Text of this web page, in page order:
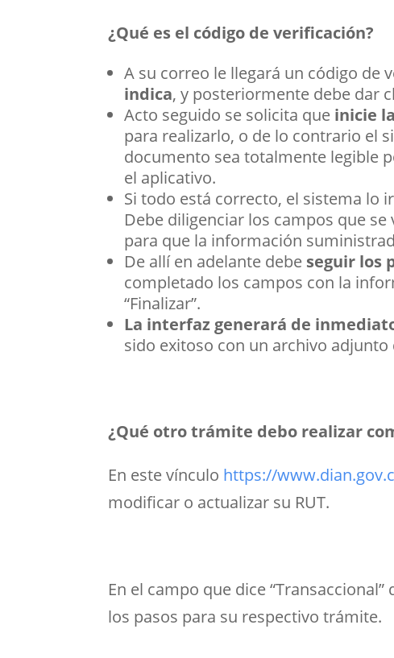
¿Qué es el código de verificación?
A su correo le llegará un código de
indica, y posteriormente debe dar
Acto seguido se solicita que inicie
para realizarlo, o de lo contrario el
documento sea totalmente legible
el aplicativo.
Si todo está correcto, el sistema lo
Debe diligenciar los campos que
para que la información
De allí en adelante debe seguir los
completado los campos con la
“Finalizar”.
La interfaz generará de
sido exitoso con un archivo
¿Qué otro trámite debo realizar
En este vínculo https://
modificar o actualizar su RUT.
En el campo que dice
los pasos para su respectivo trámite.